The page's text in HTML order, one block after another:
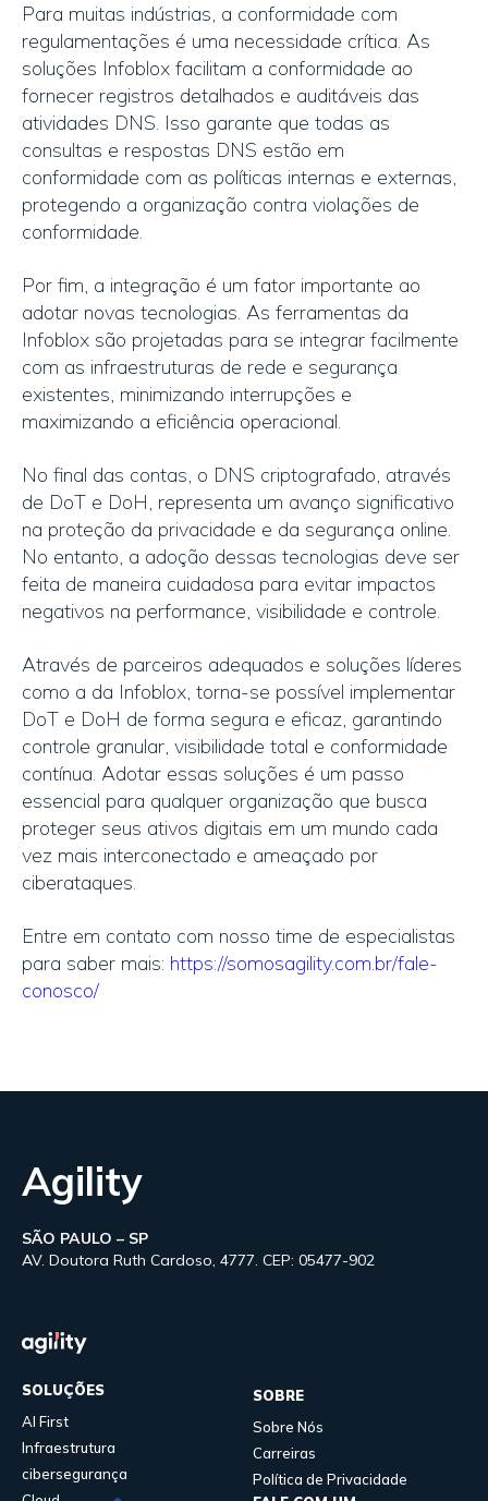
Para muitas indústrias, a conformidade com
regulamentações é uma necessidade crítica. As
soluções Infoblox facilitam a conformidade ao
fornecer registros detalhados e auditáveis das
atividades DNS. Isso garante que todas as
consultas e respostas DNS estão em
conformidade com as políticas internas e externas,
protegendo a organização contra violações de
conformidade.
Por fim, a integração é um fator importante ao
adotar novas tecnologias. As ferramentas da
Infoblox são projetadas para se integrar facilmente
com as infraestruturas de rede e segurança
existentes, minimizando interrupções e
maximizando a eficiência operacional.
No final das contas, o DNS criptografado, através
de DoT e DoH, representa um avanço significativo
na proteção da privacidade e da segurança online.
No entanto, a adoção dessas tecnologias deve ser
feita de maneira cuidadosa para evitar impactos
negativos na performance, visibilidade e controle.
Através de parceiros adequados e soluções líderes
como a da Infoblox, torna-se possível implementar
DoT e DoH de forma segura e eficaz, garantindo
controle granular, visibilidade total e conformidade
contínua. Adotar essas soluções é um passo
essencial para qualquer organização que busca
proteger seus ativos digitais em um mundo cada
vez mais interconectado e ameaçado por
ciberataques.
Entre em contato com nosso time de especialistas
para saber mais: https://somosagility.com.br/fale-
conosco/
Agility
SÃO PAULO – SP
AV. Doutora Ruth Cardoso, 4777. CEP: 05477-902
SOLUÇÕES
AI First
Infraestrutura
cibersegurança
SOBRE
Sobre Nós
Carreiras
Política de Privacidade